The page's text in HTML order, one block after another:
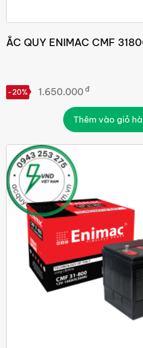
ẮC QUY ENIMAC CMF
-20% 1.650.000 đ
Thêm vào giỏ